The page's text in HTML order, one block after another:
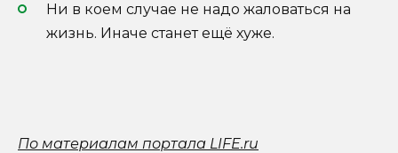
Ни в коем случае не надо жаловаться на
жизнь. Иначе станет ещё хуже.
По материалам портала LIFE.ru